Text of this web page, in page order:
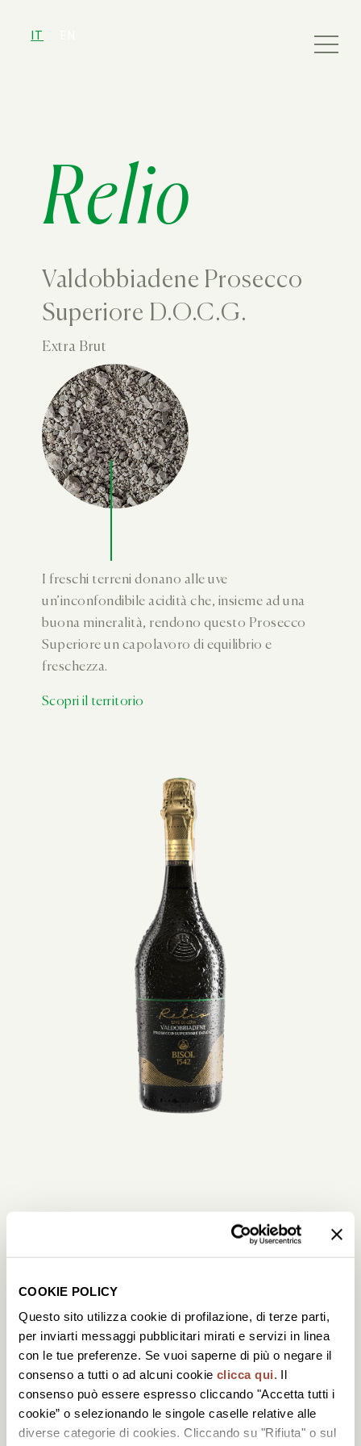
COOKIE POLICY
Questo sito utilizza cookie di profilazione, di terze parti,
per inviarti messaggi pubblicitari mirati e servizi in linea
con le tue preferenze. Se vuoi saperne di più o negare il
consenso a tutti o ad alcuni cookie clicca qui.Il
consenso può essere espresso cliccando "Accetta tutti i
cookie” o selezionando le singole caselle relative alle
diverse categorie di cookies. Cliccando su "Rifiuta" o sul
IT
Relio
Valdobbiadene Prosecco
Superiore D.O.C.G.
Extra Brut
I freschi terreni donano alle uve
un’inconfondibile acidità che, insieme ad una
buona mineralità, rendono questo Prosecco
Superiore un capolavoro di equilibrio e
freschezza.
Scopri il territorio
Il Prosecco Superiore simbolo
dell’eccellenza della
produzione Bisol. Prende il
nome da chi a queste terre ha
dedicato l’intera vita, Aurelio
Bisol, chiamato
affettuosamente “Relio”.